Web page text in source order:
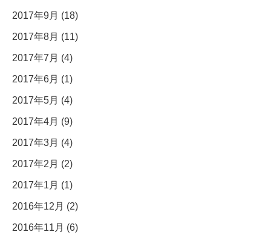
2017年9月 (18)
2017年8月 (11)
2017年7月 (4)
2017年6月 (1)
2017年5月 (4)
2017年4月 (9)
2017年3月 (4)
2017年2月 (2)
2017年1月 (1)
2016年12月 (2)
2016年11月 (6)